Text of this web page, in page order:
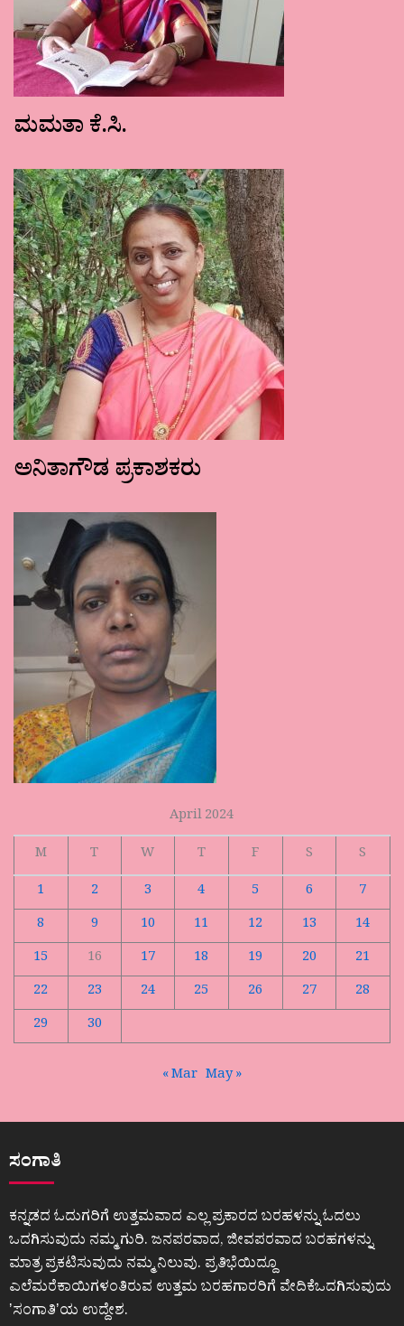
ಮಮತಾ ಕೆ.ಸಿ.
ಅನಿತಾಗೌಡ ಪ್ರಕಾಶಕರು
April 2024
M
T W T F S
S
1
2 3 4 5 6
7
8
9 10 11 12 13
14
15
16 17 18 19 20
21
22
23 24 25 26 27
28
29
30
« Mar May »
ಸಂಗಾತಿ
ಕನ್ನಡದ ಓದುಗರಿಗೆ ಉತ್ತಮವಾದ ಎಲ್ಲ ಪ್ರಕಾರದ ಬರಹಳನ್ನು ಓದಲು
ಒದಗಿಸುವುದು ನಮ್ಮ ಗುರಿ. ಜನಪರವಾದ, ಜೀವಪರವಾದ ಬರಹಗಳನ್ನು
ಮಾತ್ರ ಪ್ರಕಟಿಸುವುದು ನಮ್ಮ ನಿಲುವು. ಪ್ರತಿಭೆಯಿದ್ದೂ
ಎಲೆಮರೆಕಾಯಿಗಳಂತಿರುವ ಉತ್ತಮ ಬರಹಗಾರರಿಗೆ ವೇದಿಕೆಒದಗಿಸುವುದು
ʼಸಂಗಾತಿʼಯ ಉದ್ದೇಶ.